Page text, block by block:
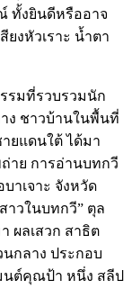
ทั้งยินดีหรืออาจ
งหัวเราะ น้ำตา
รรมที่รวบรวมนัก
ง ชาวบ้านในพื้นที่
ยแดนใต้ ได้มา
าย การอ่านบทกวี
าเจาะ จังหวัด
าวในบทกวี” ตุล
ผลเสวก สาธิต
กลาง ประกอบ
มนต์คุณป้า หนึ่ง สลีป